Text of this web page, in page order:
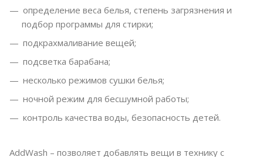
определение веса белья, степень загрязнения и
подбор программы для стирки;
подкрахмаливание вещей;
подсветка барабана;
несколько режимов сушки белья;
ночной режим для бесшумной работы;
контроль качества воды, безопасность детей.
AddWash – позволяет добавлять вещи в технику с